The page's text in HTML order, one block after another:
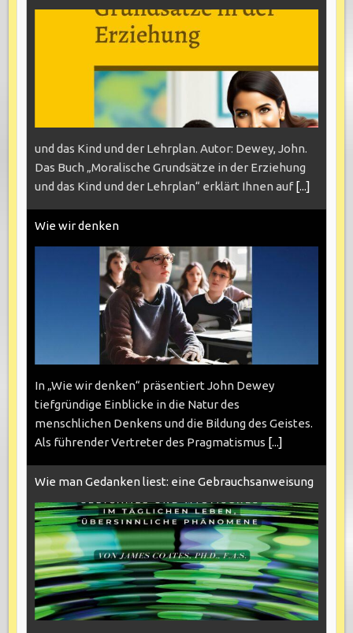
und das Kind und der Lehrplan. Autor: Dewey, John.
Das Buch „Moralische Grundsätze in der Erziehung
und das Kind und der Lehrplan“ erklärt Ihnen auf [...]
Wie wir denken
In „Wie wir denken“ präsentiert John Dewey
tiefgründige Einblicke in die Natur des
menschlichen Denkens und die Bildung des Geistes.
Als führender Vertreter des Pragmatismus [...]
Wie man Gedanken liest: eine Gebrauchsanweisung